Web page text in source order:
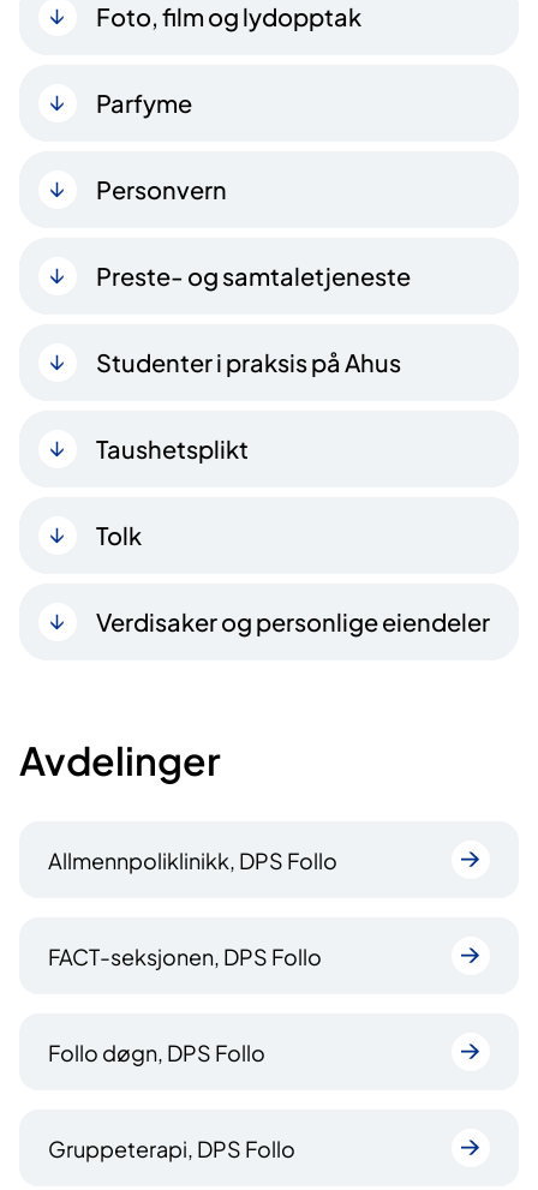
Foto, film og lydopptak
Parfyme
Personvern
Preste- og samtaletjeneste
Studenter i praksis på Ahus
Taushetsplikt
Tolk
Verdisaker og personlige eiendeler
Avdelinger
Allmennpoliklinikk, DPS Follo
FACT-seksjonen, DPS Follo­
Follo døgn, DPS Follo
Gruppeterapi, DPS Follo